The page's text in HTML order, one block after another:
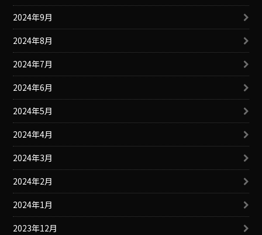
2024年9月
2024年8月
2024年7月
2024年6月
2024年5月
2024年4月
2024年3月
2024年2月
2024年1月
2023年12月